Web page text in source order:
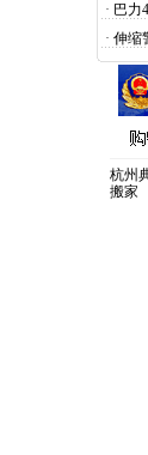
· 巴力
· 伸缩
杭州
搬家